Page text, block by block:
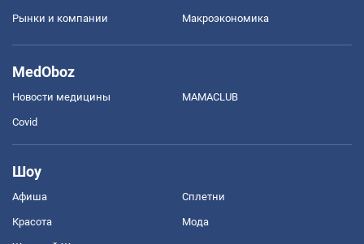
Рынки и компании Mакроэкономика
MedOboz
Новости медицины MAMACLUB
Covid
Шоу
Афиша Сплетни
Красота Мода